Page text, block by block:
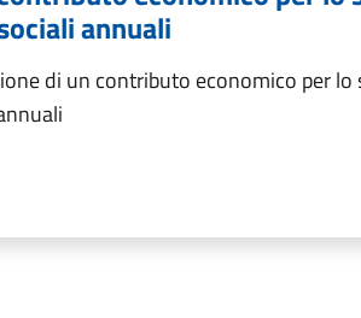
annuali
di un contributo economico per